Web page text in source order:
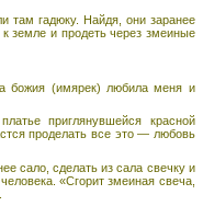
там гадюку. Найдя, они заранее
земле и продеть через змеиные
божия (имярек) любила меня и
приглянувшейся красной
проделать все это — любовь
сало, сделать из сала свечку и
«Сгорит змеиная свеча,